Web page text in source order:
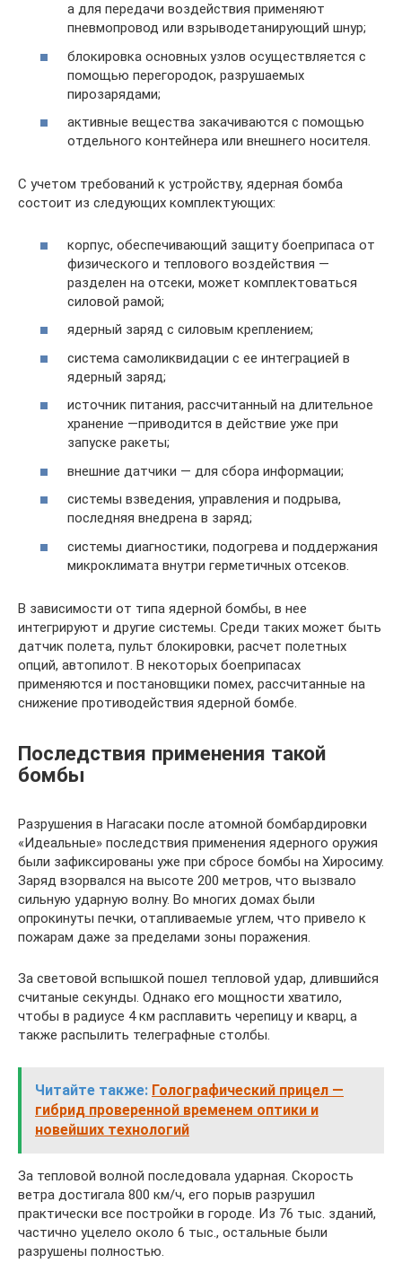
а для передачи воздействия применяют
пневмопровод или взрыводетанирующий шнур;
блокировка основных узлов осуществляется с
помощью перегородок, разрушаемых
пирозарядами;
активные вещества закачиваются с помощью
отдельного контейнера или внешнего носителя.
С учетом требований к устройству, ядерная бомба
состоит из следующих комплектующих:
корпус, обеспечивающий защиту боеприпаса от
физического и теплового воздействия —
разделен на отсеки, может комплектоваться
силовой рамой;
ядерный заряд с силовым креплением;
система самоликвидации с ее интеграцией в
ядерный заряд;
источник питания, рассчитанный на длительное
хранение —приводится в действие уже при
запуске ракеты;
внешние датчики — для сбора информации;
системы взведения, управления и подрыва,
последняя внедрена в заряд;
системы диагностики, подогрева и поддержания
микроклимата внутри герметичных отсеков.
В зависимости от типа ядерной бомбы, в нее
интегрируют и другие системы. Среди таких может быть
датчик полета, пульт блокировки, расчет полетных
опций, автопилот. В некоторых боеприпасах
применяются и постановщики помех, рассчитанные на
снижение противодействия ядерной бомбе.
Последствия применения такой
бомбы
Разрушения в Нагасаки после атомной бомбардировки
«Идеальные» последствия применения ядерного оружия
были зафиксированы уже при сбросе бомбы на Хиросиму.
Заряд взорвался на высоте 200 метров, что вызвало
сильную ударную волну. Во многих домах были
опрокинуты печки, отапливаемые углем, что привело к
пожарам даже за пределами зоны поражения.
За световой вспышкой пошел тепловой удар, длившийся
считаные секунды. Однако его мощности хватило,
чтобы в радиусе 4 км расплавить черепицу и кварц, а
также распылить телеграфные столбы.
Читайте также: Голографический прицел —
гибрид проверенной временем оптики и
новейших технологий
За тепловой волной последовала ударная. Скорость
ветра достигала 800 км/ч, его порыв разрушил
практически все постройки в городе. Из 76 тыс. зданий,
частично уцелело около 6 тыс., остальные были
разрушены полностью.